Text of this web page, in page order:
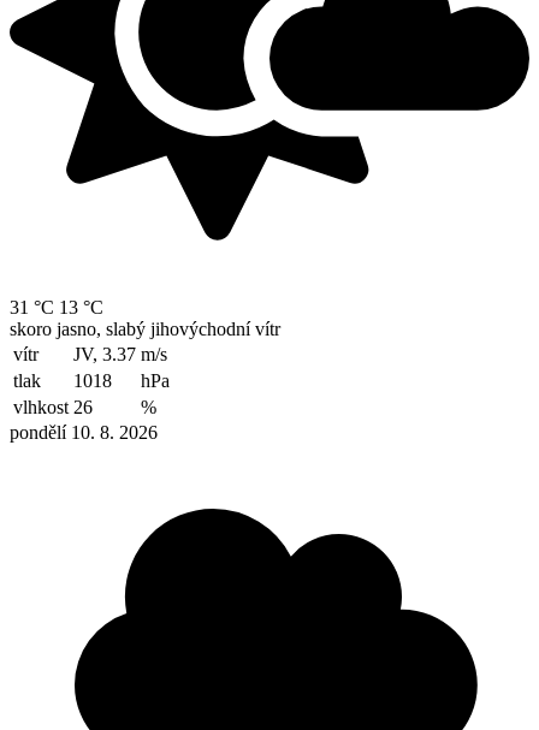
31 °C 13 °C
skoro jasno, slabý jihovýchodní vítr
vítr
JV, 3.37 m/s
tlak
1018
hPa
vlhkost 26
%
pondělí 10. 8. 2026